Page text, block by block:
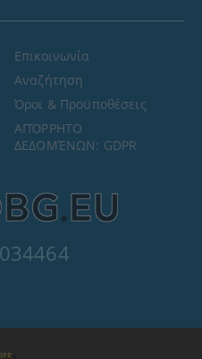
Επικοινωνία
Αναζήτηση
Όροι & Προϋποθέσεις
ΑΠΌΡΡΗΤΟ
ΔΕΔΟΜΈΝΩΝ: GDPR